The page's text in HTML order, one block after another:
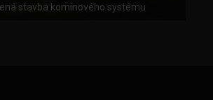
stavba komínového systému